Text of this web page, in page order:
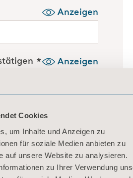
Cookies
um Inhalte und Anzeigen zu
für soziale Medien anbieten zu
auf unsere Website zu analysieren.
zu Ihrer Verwendung